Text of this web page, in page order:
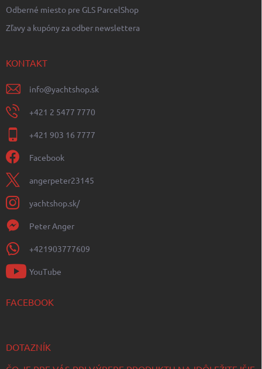
Odberné miesto pre GLS ParcelShop
Zľavy a kupóny za odber newslettera
KONTAKT
info@yachtshop.sk
+421 2 5477 7770
+421 903 16 7777
Facebook
angerpeter23145
yachtshop.sk/
Peter Anger
+421903777609
YouTube
FACEBOOK
DOTAZNÍK